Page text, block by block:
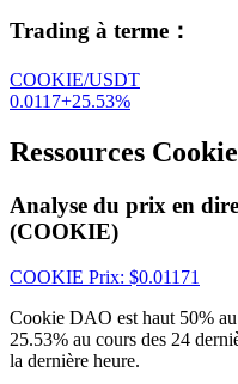
Trading à terme ：
COOKIE/USDT
0.0117+25.53%
Ressources
Analyse du prix en
(COOKIE)
COOKIE Prix: $0.01171
Cookie DAO est haut 50%
25.53% au cours des 24
la dernière heure.